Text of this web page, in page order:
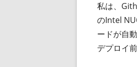
私は、
のIntel
ードが自
デプロイ